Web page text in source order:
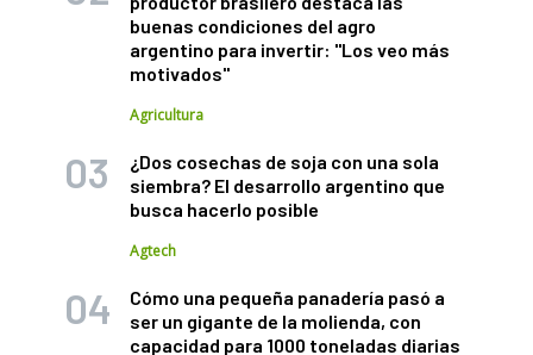
buenas condiciones del agro
argentino para invertir: "Los veo más
motivados"
Agricultura
¿Dos cosechas de soja con una sola
siembra? El desarrollo argentino que
busca hacerlo posible
Agtech
Cómo una pequeña panadería pasó a
ser un gigante de la molienda, con
capacidad para 1000 toneladas diarias